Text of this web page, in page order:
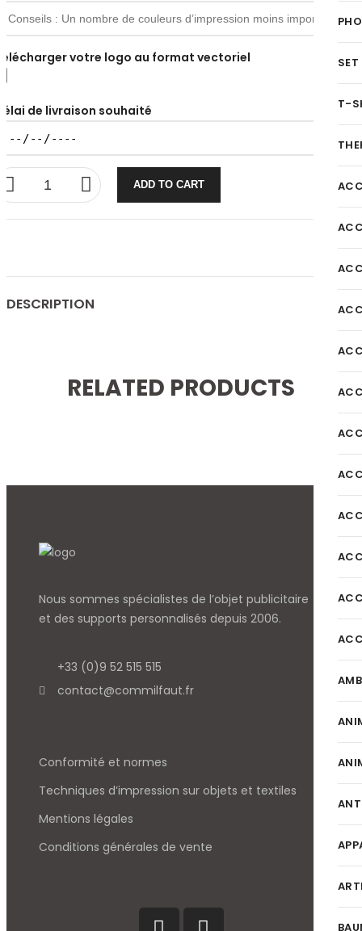
votre logo au format vectoriel
de livraison souhaité
ADD TO CART
DESCRIPTION
RELATED PRODUCTS
Nous sommes spécialistes de l’objet publicitaire
et des supports personnalisés depuis 2006.
+33 (0)9 52 515 515
contact@commilfaut.fr
Conformité et normes
Techniques d’impression sur objets et textiles
Mentions légales
Conditions générales de vente
T-